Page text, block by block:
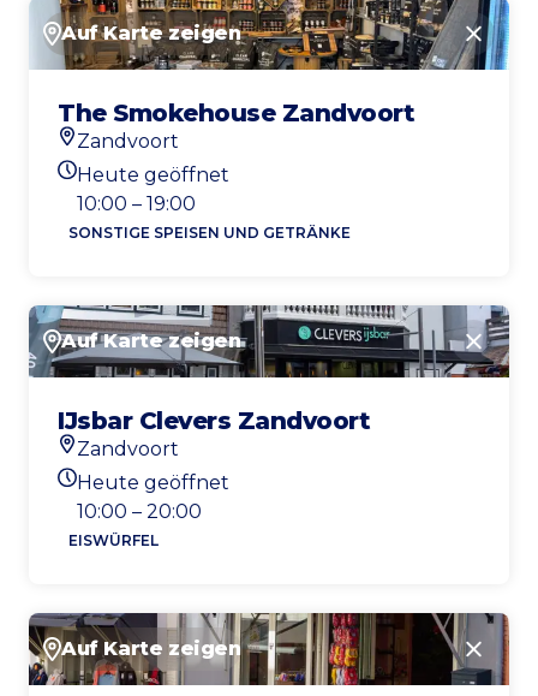
Auf Karte zeigen
The Smokehouse Zandvoort
Standort
Zandvoort
Heutigen Öffnungszeiten
Heute geöffnet
10:00 – 19:00
SONSTIGE SPEISEN UND GETRÄNKE
Auf Karte zeigen
IJsbar Clevers Zandvoort
Standort
Zandvoort
Heutigen Öffnungszeiten
Heute geöffnet
10:00 – 20:00
EISWÜRFEL
Auf Karte zeigen